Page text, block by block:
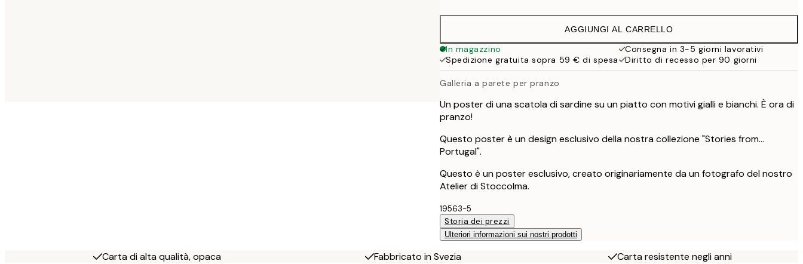
32,45 €
AGGIUNGI AL CARRELLO
In magazzino
Consegna in 3-5 giorni lavorativi
Spedizione gratuita sopra 59 € di spesa
Diritto di recesso per 90 giorni
Galleria a parete per pranzo
Un poster di una scatola di sardine su un piatto con motivi gialli e bianchi. È ora di
pranzo!
Questo poster è un design esclusivo della nostra collezione "Stories from...
Portugal".
Questo è un poster esclusivo, creato originariamente da un fotografo del nostro
Atelier di Stoccolma.
19563-5
Storia dei prezzi
Ulteriori informazioni sui nostri prodotti
Carta di alta qualità, opaca Fabbricato in Svezia Carta resistente negli anni